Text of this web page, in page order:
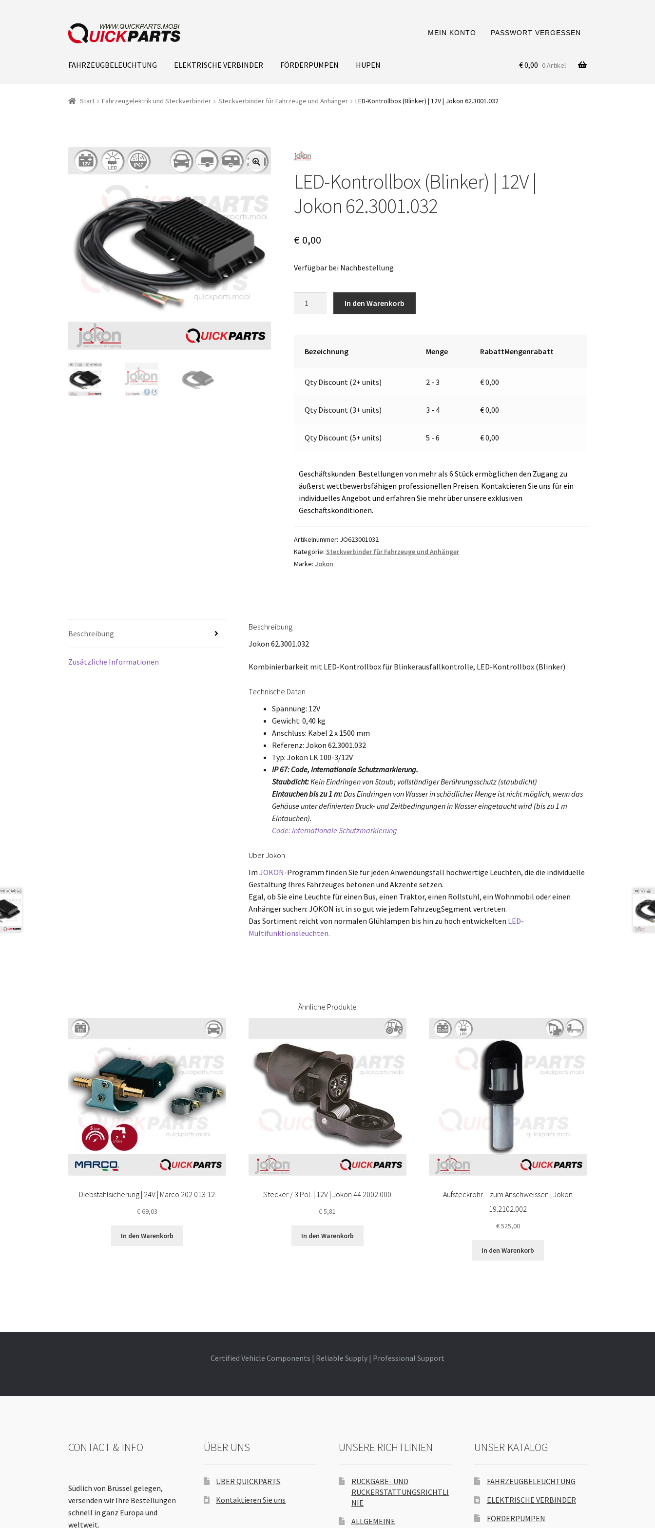
MEIN KONTO PASSWORT VERGESSEN
FAHRZEUGBELEUCHTUNG ELEKTRISCHE VERBINDER FÖRDERPUMPEN HUPEN €0,00 0 Artikel
Start Fahrzeugelektrik und Steckverbinder Steckverbinder für Fahrzeuge und Anhänger LED-Kontrollbox (Blinker) | 12V | Jokon 62.3001.032
LED-Kontrollbox (Blinker) | 12V |
Jokon 62.3001.032
€0,00
Verfügbar bei Nachbestellung
62.3001.032
In den Warenkorb
Bezeichnung Menge RabattMengenrabatt
Qty Discount (2+ units) 2 - 3 €0,00
Qty Discount (3+ units) 3 - 4 €0,00
Qty Discount (5+ units) 5 - 6 €0,00
Geschäftskunden: Bestellungen von mehr als 6 Stück ermöglichen den Zugang zu
äußerst wettbewerbsfähigen professionellen Preisen. Kontaktieren Sie uns für ein
individuelles Angebot und erfahren Sie mehr über unsere exklusiven
Geschäftskonditionen.
Artikelnummer: JO623001032
Kategorie: Steckverbinder für Fahrzeuge und Anhänger
Marke: Jokon
Beschreibung
Zusätzliche Informationen
Beschreibung
Jokon 62.3001.032
Kombinierbarkeit mit LED-Kontrollbox für Blinkerausfallkontrolle, LED-Kontrollbox (Blinker)
Technische Daten
Spannung: 12V
Gewicht: 0,40 kg
Anschluss: Kabel 2 x 1500 mm
Referenz: Jokon 62.3001.032
Typ: Jokon LK 100-3/12V
IP 67: Code, Internationale Schutzmarkierung.
Staubdicht:Kein Eindringen von Staub; vollständiger Berührungsschutz (staubdicht)
Eintauchen bis zu 1 m:Das Eindringen von Wasser in schädlicher Menge ist nicht möglich, wenn das
Gehäuse unter definierten Druck- und Zeitbedingungen in Wasser eingetaucht wird (bis zu 1 m
Eintauchen).
Code: Internationale Schutzmarkierung
Über Jokon
ImJOKON-Programm finden Sie für jeden Anwendungsfall hochwertige Leuchten, die die individuelle
Gestaltung Ihres Fahrzeuges betonen und Akzente setzen.
Egal, ob Sie eine Leuchte für einen Bus, einen Traktor, einen Rollstuhl, ein Wohnmobil oder einen
Anhänger suchen: JOKON ist in so gut wie jedem FahrzeugSegment vertreten.
Das Sortiment reicht von normalen Glühlampen bis hin zu hoch entwickelten LED-
Multifunktionsleuchten.
Ähnliche Produkte
Diebstahlsicherung | 24V | Marco 202 013 12
€69,03
In den Warenkorb
Stecker / 3 Pol. | 12V | Jokon 44.2002.000
€5,81
In den Warenkorb
Aufsteckrohr – zum Anschweissen | Jokon
19.2102.002
€525,00
In den Warenkorb
Certified Vehicle Components | Reliable Supply | Professional Support
CONTACT & INFO
Südlich von Brüssel gelegen,
versenden wir Ihre Bestellungen
schnell in ganz Europa und
weltweit.
ÜBER UNS
ÜBER QUICKPARTS
Kontaktieren Sie uns
UNSERE RICHTLINIEN
RÜCKGABE- UND
RÜCKERSTATTUNGSRICHTLI
NIE
ALLGEMEINE
UNSER KATALOG
FAHRZEUGBELEUCHTUNG
ELEKTRISCHE VERBINDER
FÖRDERPUMPEN